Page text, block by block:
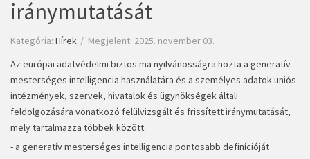
iránymutatását
Kategória: Hírek
Megjelent: 2025. november 03.
Az európai adatvédelmi biztos ma nyilvánosságra hozta a generatív
mesterséges intelligencia használatára és a személyes adatok uniós
intézmények, szervek, hivatalok és ügynökségek általi
feldolgozására vonatkozó felülvizsgált és frissített iránymutatását,
mely tartalmazza többek között:
- a generatív mesterséges intelligencia pontosabb definícióját